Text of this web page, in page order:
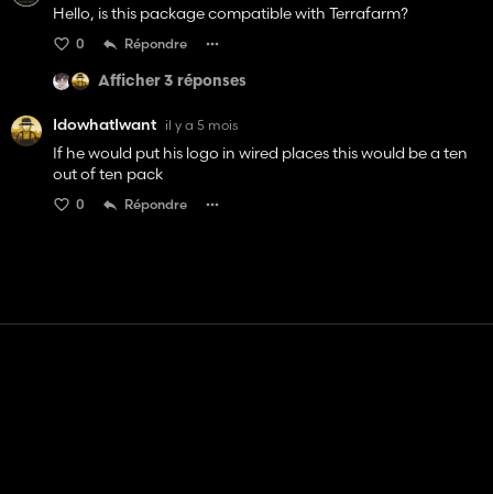
Hello, is this package compatible with Terrafarm?
0 Répondre
Afficher 3 réponses
IdowhatIwant il y a 5 mois
If he would put his logo in wired places this would be a ten
out of ten pack
0 Répondre